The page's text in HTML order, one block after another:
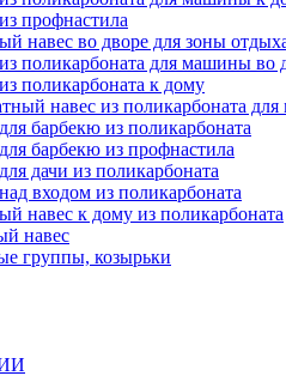
профнастила
навес во дворе для зоны
поликарбоната для машины во
поликарбоната к дому
навес из поликарбоната
барбекю из поликарбоната
барбекю из профнастила
дачи из поликарбоната
входом из поликарбоната
навес к дому из поликарбоната
навес
группы, козырьки